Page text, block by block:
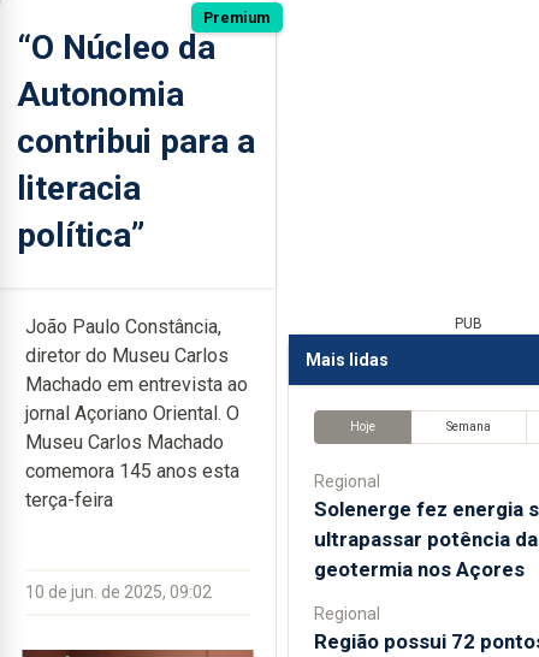
Premium
“O Núcleo da
Autonomia
contribui para a
literacia
política”
João Paulo Constância,
diretor do Museu Carlos
Machado em entrevista ao
jornal Açoriano Oriental. O
Museu Carlos Machado
comemora 145 anos esta
terça-feira
10 de jun. de 2025, 09:02
PUB
Mais lidas
Hoje Semana
Regional
Solenerge fez energia
ultrapassar potência da
geotermia nos Açores
Regional
Região possui 72